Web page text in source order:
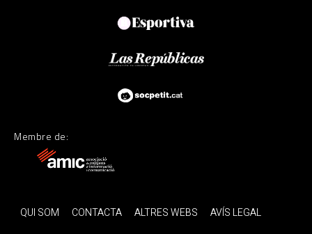
Membre de:
QUI SOM CONTACTA ALTRES WEBS AVÍS LEGAL